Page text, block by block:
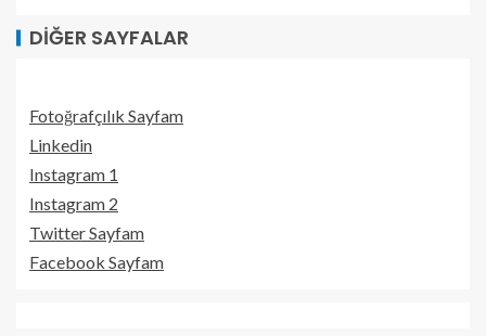
DIĞER SAYFALAR
Fotoğrafçılık Sayfam
Linkedin
Instagram 1
Instagram 2
Twitter Sayfam
Facebook Sayfam